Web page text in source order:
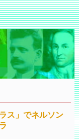
ス」でネルソン